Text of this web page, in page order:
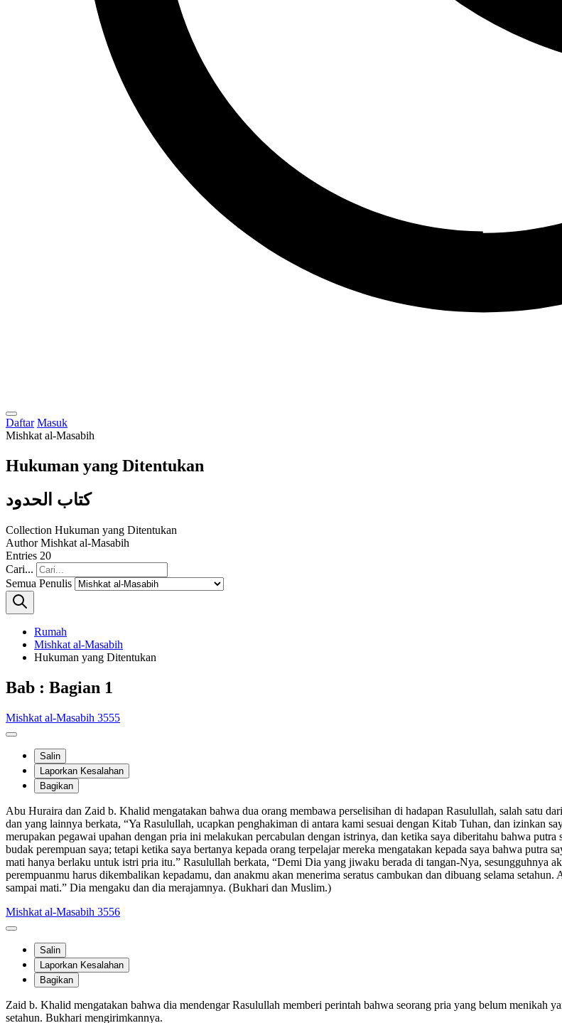
Daftar Masuk
Mishkat al-Masabih
Hukuman yang Ditentukan
كتاب الحدود
Collection Hukuman yang Ditentukan
Author Mishkat al-Masabih
Entries 20
Cari...
Semua Penulis
Rumah
Mishkat al-Masabih
Hukuman yang Ditentukan
Bab : Bagian 1
Mishkat al-Masabih 3555
Salin
Laporkan Kesalahan
Bagikan
Abu Huraira dan Zaid b. Khalid mengatakan bahwa dua orang membawa perselisihan di hadapan Rasulullah, salah satu
dan yang lainnya berkata, “Ya Rasulullah, ucapkan penghakiman di antara kami sesuai dengan Kitab Tuhan, dan izinkan
merupakan pegawai upahan dengan pria ini melakukan percabulan dengan istrinya, dan ketika saya diberitahu bahwa putra
budak perempuan saya; tetapi ketika saya bertanya kepada orang terpelajar mereka mengatakan kepada saya bahwa putra
mati hanya berlaku untuk istri pria itu.” Rasulullah berkata, “Demi Dia yang jiwaku berada di tangan-Nya, sesungguhnya
perempuanmu harus dikembalikan kepadamu, dan anakmu akan menerima seratus cambukan dan dibuang selama
sampai mati.” Dia mengaku dan dia merajamnya. (Bukhari dan Muslim.)
Mishkat al-Masabih 3556
Salin
Laporkan Kesalahan
Bagikan
Zaid b. Khalid mengatakan bahwa dia mendengar Rasulullah memberi perintah bahwa seorang pria yang belum menikah
setahun. Bukhari mengirimkannya.